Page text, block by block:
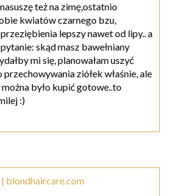
też na zimę,ostatnio
kwiatów czarnego bzu,
lepszy nawet od lipy.. a
skąd masz bawełniany
mi się, planowałam uszyć
przechowywania ziółek właśnie, ale
było kupić gotowe..to
:)
blondhaircare.com